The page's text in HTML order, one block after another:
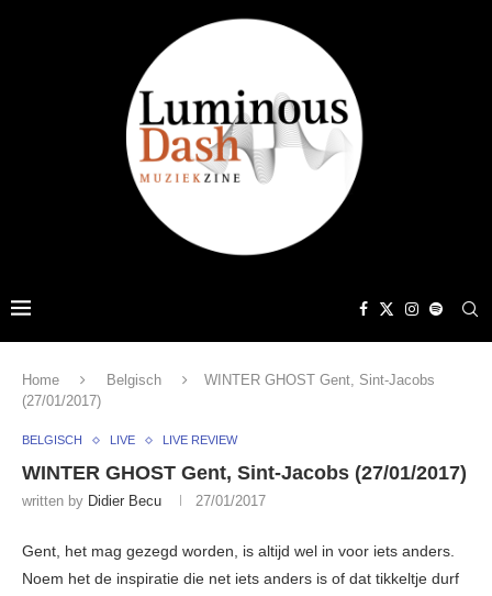
Home Belgisch
WINTER GHOST Gent, Sint-Jacobs
(27/01/2017)
BELGISCH LIVE LIVE REVIEW
WINTER GHOST Gent, Sint-Jacobs (27/01/2017)
written by Didier Becu 27/01/2017
Gent, het mag gezegd worden, is altijd wel in voor iets anders.
Noem het de inspiratie die net iets anders is of dat tikkeltje durf